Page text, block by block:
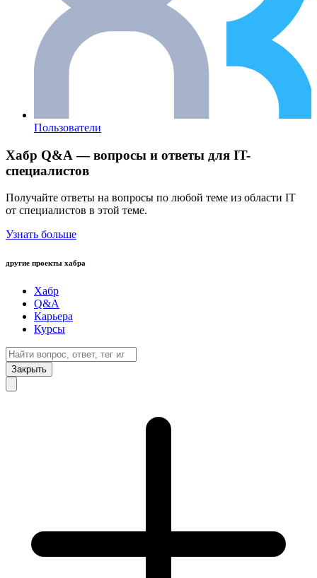
Пользователи
Хабр Q&A — вопросы и ответы для IT-
специалистов
Получайте ответы на вопросы по любой теме из области IT
от специалистов в этой теме.
Узнать больше
другие проекты хабра
Хабр
Q&A
Карьера
Курсы
Закрыть